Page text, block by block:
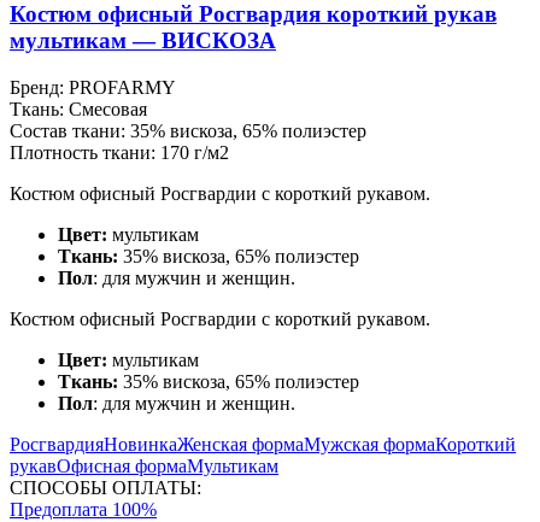
Костюм офисный Росгвардия короткий рукав
мультикам — ВИСКОЗА
Бренд: PROFARMY
Ткань: Смесовая
Состав ткани: 35% вискоза, 65% полиэстер
Плотность ткани: 170 г/м2
Костюм офисный Росгвардии с короткий рукавом.
Цвет: мультикам
Ткань: 35% вискоза, 65% полиэстер
Пол: для мужчин и женщин.
Костюм офисный Росгвардии с короткий рукавом.
Цвет: мультикам
Ткань: 35% вискоза, 65% полиэстер
Пол: для мужчин и женщин.
РосгвардияНовинкаЖенская формаМужская формаКороткий
рукавОфисная формаМультикам
СПОСОБЫ ОПЛАТЫ:
Предоплата 100%